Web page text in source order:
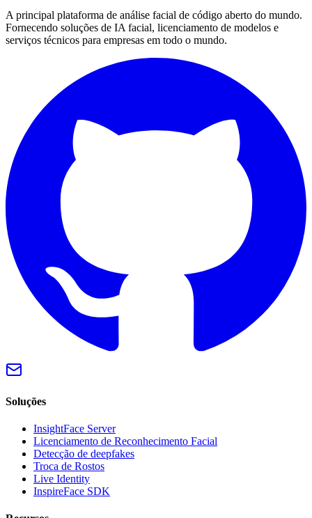
A principal plataforma de análise facial de código aberto do mundo.
Fornecendo soluções de IA facial, licenciamento de modelos e
serviços técnicos para empresas em todo o mundo.
Soluções
InsightFace Server
Licenciamento de Reconhecimento Facial
Detecção de deepfakes
Troca de Rostos
Live Identity
InspireFace SDK